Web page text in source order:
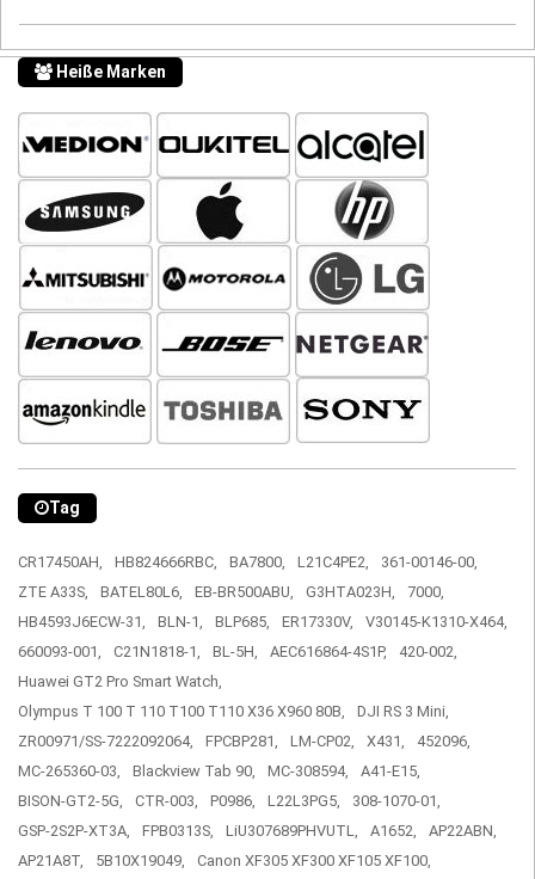
Heiße Marken
Tag
CR17450AH, HB824666RBC, BA7800, L21C4PE2,
361-00146-00,
ZTE A33S,
BATEL80L6, EB-BR500ABU, G3HTA023H,
7000,
HB4593J6ECW-31,
BLN-1, BLP685, ER17330V,
V30145-K1310-X464,
660093-001,
C21N1818-1, BL-5H, AEC616864-4S1P,
420-002,
Huawei GT2 Pro Smart Watch,
Olympus T 100 T 110 T100 T110 X36 X960 80B,
DJI RS 3 Mini,
ZR00971/SS-7222092064,
FPCBP281, LM-CP02, X431,
452096,
MC-265360-03,
Blackview Tab 90, MC-308594,
A41-E15,
BISON-GT2-5G,
CTR-003, P0986, L22L3PG5,
308-1070-01,
GSP-2S2P-XT3A,
FPB0313S, LiU307689PHVUTL, A1652,
AP22ABN,
AP21A8T,
5B10X19049,
Canon XF305 XF300 XF105 XF100,